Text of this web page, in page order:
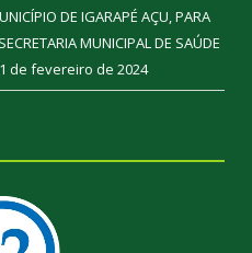
DE IGARAPÉ AÇU, PARA
MUNICIPAL DE SAÚDE
1 de fevereiro de 2024